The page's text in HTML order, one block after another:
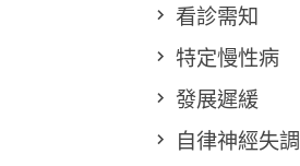
看診需知
特定慢性病
發展遲緩
自律神經失調